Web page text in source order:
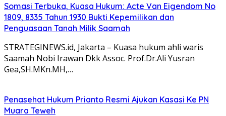
Somasi Terbuka, Kuasa Hukum: Acte Van Eigendom No
1809, 8335 Tahun 1930 Bukti Kepemilikan dan
Penguasaan Tanah Milik Saamah
STRATEGINEWS.id, Jakarta – Kuasa hukum ahli waris
Saamah Nobi Irawan Dkk Assoc. Prof.Dr.Ali Yusran
Gea,SH.MKn.MH,…
Penasehat Hukum Prianto Resmi Ajukan Kasasi Ke PN
Muara Teweh